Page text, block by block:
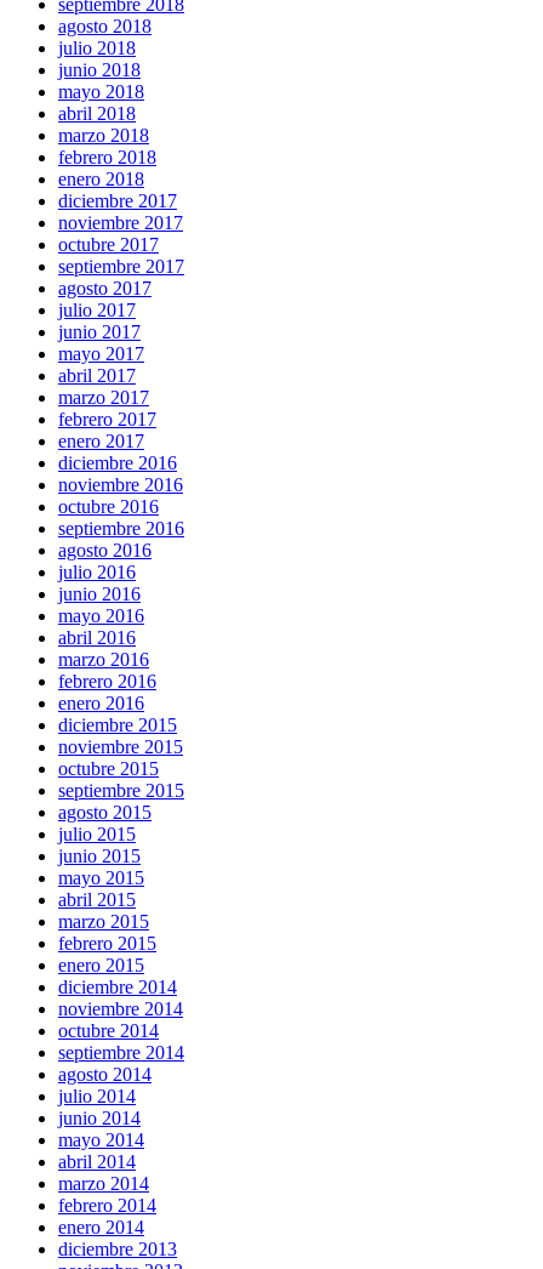
septiembre 2018
agosto 2018
julio 2018
junio 2018
mayo 2018
abril 2018
marzo 2018
febrero 2018
enero 2018
diciembre 2017
noviembre 2017
octubre 2017
septiembre 2017
agosto 2017
julio 2017
junio 2017
mayo 2017
abril 2017
marzo 2017
febrero 2017
enero 2017
diciembre 2016
noviembre 2016
octubre 2016
septiembre 2016
agosto 2016
julio 2016
junio 2016
mayo 2016
abril 2016
marzo 2016
febrero 2016
enero 2016
diciembre 2015
noviembre 2015
octubre 2015
septiembre 2015
agosto 2015
julio 2015
junio 2015
mayo 2015
abril 2015
marzo 2015
febrero 2015
enero 2015
diciembre 2014
noviembre 2014
octubre 2014
septiembre 2014
agosto 2014
julio 2014
junio 2014
mayo 2014
abril 2014
marzo 2014
febrero 2014
enero 2014
diciembre 2013